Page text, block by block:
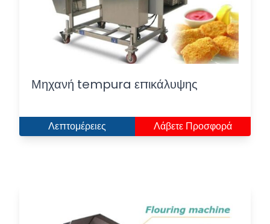
Μηχανή tempura επικάλυψης
Λεπτομέρειες Λάβετε Προσφορά